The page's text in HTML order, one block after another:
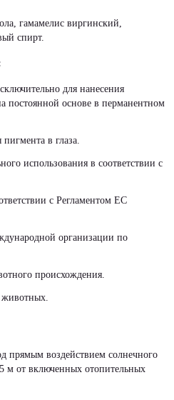
гамамелис виргинский,
спирт.
для нанесения
постоянной основе в перманентном
пигмента в глаза.
использования в соответствии с
с Регламентом ЕС
организации по
происхождения.
животных.
прямым воздействием солнечного
м от включенных отопительных